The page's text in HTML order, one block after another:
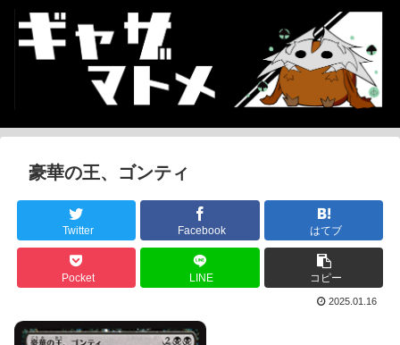
豪華の王、ゴンティ
Twitter Facebook はてブ
Pocket LINE コピー
2025.01.16